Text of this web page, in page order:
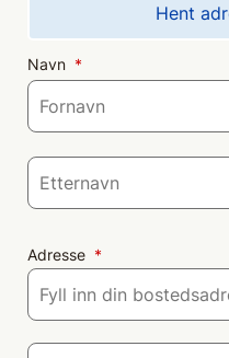
Hent
Navn *
Adresse *